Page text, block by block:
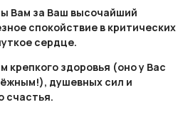
Вам за Ваш высочайший
спокойствие в критических
сердце.
крепкого здоровья (оно у Вас
душевных сил и
счастья.